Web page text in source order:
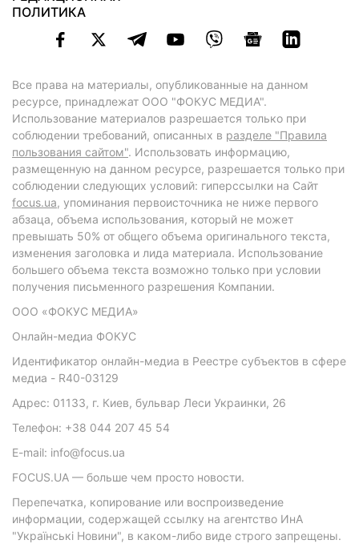
ПОЛИТИКА
Все права на материалы, опубликованные на данном
ресурсе, принадлежат ООО "ФОКУС МЕДИА".
Использование материалов разрешается только при
соблюдении требований, описанных в разделе "Правила
пользования сайтом". Использовать информацию,
размещенную на данном ресурсе, разрешается только при
соблюдении следующих условий: гиперссылки на Сайт
focus.ua, упоминания первоисточника не ниже первого
абзаца, объема использования, который не может
превышать 50% от общего объема оригинального текста,
изменения заголовка и лида материала. Использование
большего объема текста возможно только при условии
получения письменного разрешения Компании.
ООО «ФОКУС МЕДИА»
Онлайн-медиа ФОКУС
Идентификатор онлайн-медиа в Реестре субъектов в сфере
медиа - R40-03129
Адрес: 01133, г. Киев, бульвар Леси Украинки, 26
Телефон: +38 044 207 45 54
E-mail: info@focus.ua
FOCUS.UA — больше чем просто новости.
Перепечатка, копирование или воспроизведение
информации, содержащей ссылку на агентство ИнА
"Українські Новини", в каком-либо виде строго запрещены.